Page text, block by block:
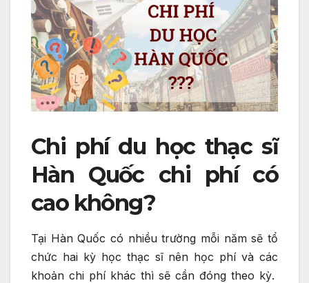
Chi phí du học thạc sĩ
Hàn Quốc chi phí có
cao không?
Tại Hàn Quốc có nhiều trường mỗi năm sẽ tổ
chức hai kỳ học thạc sĩ nên học phí và các
khoản chi phí khác thì sẽ cần đóng theo kỳ.